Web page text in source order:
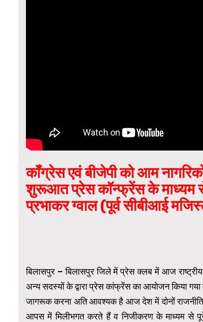
कॉंग्रेस एवं बीजेपी को आम
शुरूआत प्रेस कॉन्फ्रेंस के माध्यम
प्रभाकर ग्वाल (पूर्व सीबीआई
बिलासपुर – बिलासपुर जिले में प्रेस क्लब में आज
अन्य सदस्यों के द्वारा प्रेस कांफ्रेंस का आयोजन किया
जागरूक करना अति आवश्यक है आज देश में दोनों
आपस में मिलीभगत करते हैं व निजीकरण के माध्यम से पूरे